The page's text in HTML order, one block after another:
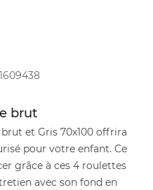
brut
et Gris 70x100 offrira
pour votre enfant. Ce
grâce à ces 4 roulettes
avec son fond en